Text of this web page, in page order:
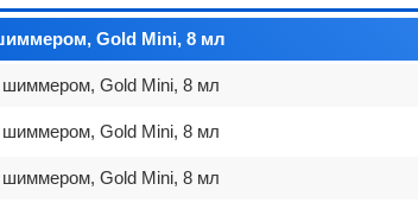
Gold Mini, 8 мл
шиммером, Gold Mini, 8 мл
шиммером, Gold Mini, 8 мл
шиммером, Gold Mini, 8 мл